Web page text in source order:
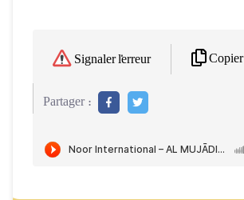
Signaler l'erreur Copier
Partager :